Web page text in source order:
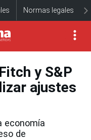
Normas legales
y S&P
ajustes
economía
de